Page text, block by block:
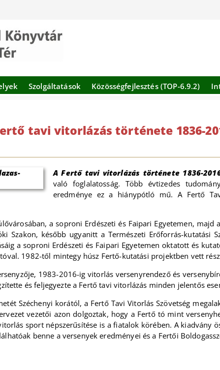
Szolgáltatások Közösségfejlesztés (TOP-6.9.2)
tavi vitorlázás története 1836-
A Fertő tavi vitorlázás története 1836-
való foglalatosság. Több évtizedes
eredménye ez a hiánypótló mű. A Fertő
a soproni Erdészeti és Faipari Egyetemen, majd
Szakon, később ugyanitt a Természeti Erőforrás-
a soproni Erdészeti és Faipari Egyetemen oktatott és
1982-től mintegy húsz Fertő-kutatási projektben vett
1983-2016-ig vitorlás versenyrendező és
és feljegyezte a Fertő tavi vitorlázás minden jelentős
Széchenyi korától, a Fertő Tavi Vitorlás Szövetség
vezetői azon dolgoztak, hogy a Fertő tó mint
sport népszerűsítése is a fiatalok körében. A kiadvány
benne a versenyek eredményei és a Fertői